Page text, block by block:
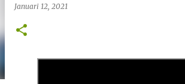
Januari 12, 2021